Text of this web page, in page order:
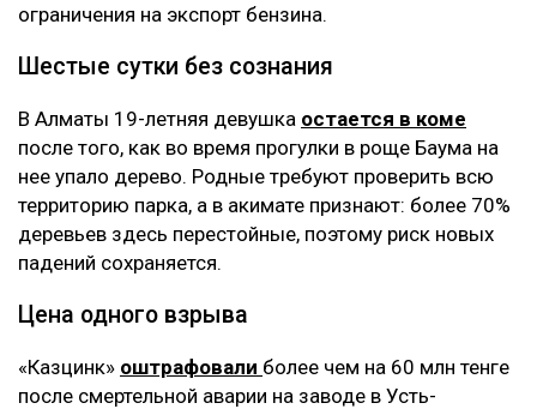
ограничения на экспорт бензина.
Шестые сутки без сознания
В Алматы 19-летняя девушка остается в коме
после того, как во время прогулки в роще Баума на
нее упало дерево. Родные требуют проверить всю
территорию парка, а в акимате признают: более 70%
деревьев здесь перестойные, поэтому риск новых
падений сохраняется.
Цена одного взрыва
«Казцинк» оштрафовали более чем на 60 млн тенге
после смертельной аварии на заводе в Усть-